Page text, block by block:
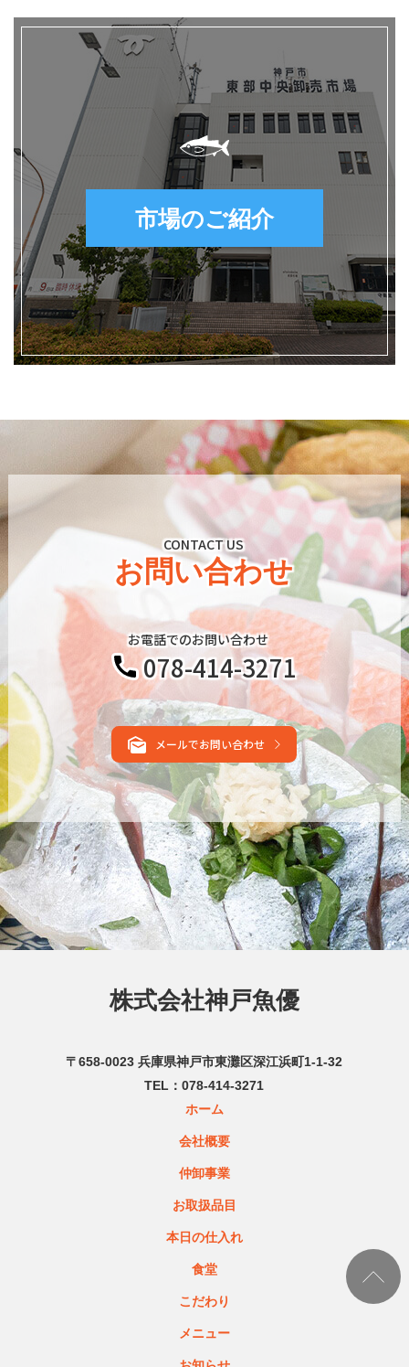
市場のご紹介
CONTACT US
お問い合わせ
お電話でのお問い合わせ
078-414-3271
メールでお問い合わせ
株式会社神戸魚優
〒658-0023 兵庫県神戸市東灘区深江浜町1-1-32
TEL：078-414-3271
ホーム
会社概要
仲卸事業
お取扱品目
本日の仕入れ
食堂
こだわり
メニュー